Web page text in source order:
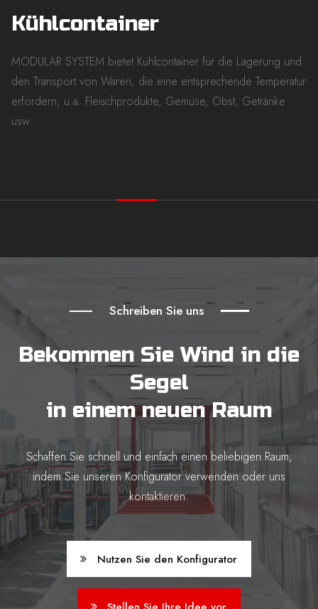
Kühlcontainer
MODULAR SYSTEM bietet Kühlcontainer für die Lagerung und
den Transport von Waren, die eine entsprechende Temperatur
erfordern, u.a. Fleischprodukte, Gemüse, Obst, Getränke
usw.
Schreiben Sie uns
Bekommen Sie Wind in die
Segel
in einem neuen Raum
Schaffen Sie schnell und einfach einen beliebigen Raum,
indem Sie unseren Konfigurator verwenden oder uns
kontaktieren.
Nutzen Sie den Konfigurator